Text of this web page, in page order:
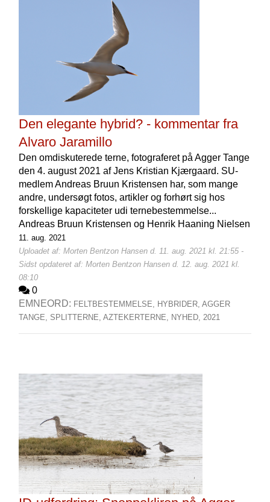
Den elegante hybrid? - kommentar fra
Alvaro Jaramillo
Den omdiskuterede terne, fotograferet på Agger Tange
den 4. august 2021 af Jens Kristian Kjærgaard. SU-
medlem Andreas Bruun Kristensen har, som mange
andre, undersøgt fotos, artikler og forhørt sig hos
forskellige kapaciteter udi ternebestemmelse...
Andreas Bruun Kristensen og Henrik Haaning Nielsen
11. aug. 2021
Uploadet af: Morten Bentzon Hansen d. 11. aug. 2021 kl. 21:55 -
Sidst opdateret af: Morten Bentzon Hansen d. 12. aug. 2021 kl.
08:10
0
EMNEORD: FELTBESTEMMELSE, HYBRIDER, AGGER
TANGE, SPLITTERNE, AZTEKERTERNE, NYHED, 2021